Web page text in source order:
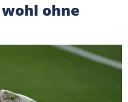
wohl ohne